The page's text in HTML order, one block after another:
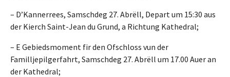
– D’Kannerrees, Samschdeg 27. Abrëll, Depart um 15:30 aus
der Kierch Saint-Jean du Grund, a Richtung Kathedral;
– E Gebiedsmoment fir den Ofschloss vun der
Familljepilgerfahrt, Samschdeg 27. Abrëll um 17.00 Auer an
der Kathedral;